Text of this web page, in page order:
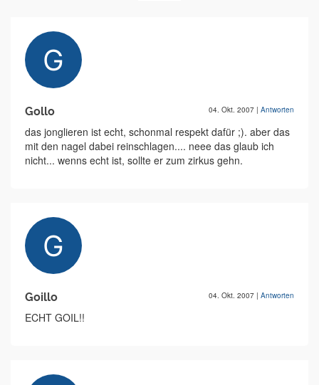
Gollo 04. Okt. 2007 | Antworten
das jonglieren ist echt, schonmal respekt dafür ;). aber das
mit den nagel dabei reinschlagen.... neee das glaub ich
nicht... wenns echt ist, sollte er zum zirkus gehn.
Goillo 04. Okt. 2007 | Antworten
ECHT GOIL!!